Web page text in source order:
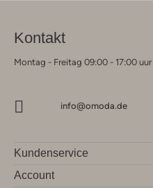
Kontakt
Montag - Freitag 09:00 - 17:00 uur
info@omoda.de
Kundenservice
Account